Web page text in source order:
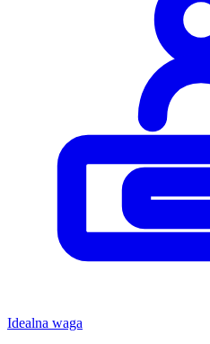
Idealna waga